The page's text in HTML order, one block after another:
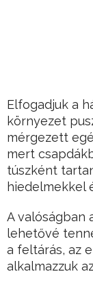
Elfogadjuk a
környezet
mérgezett
mert
túszként
hiedelmekkel
A valóságban
lehetővé
a feltárás, az
alkalmazzuk